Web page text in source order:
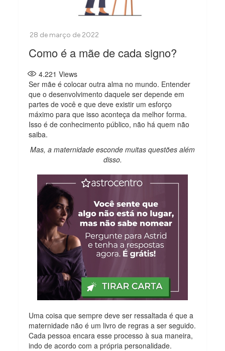
Como é a mãe de cada signo?
4.221 Views
Ser mãe é colocar outra alma no mundo. Entender
que o desenvolvimento daquele ser depende em
partes de você e que deve existir um esforço
máximo para que isso aconteça da melhor forma.
Isso é de conhecimento público, não há quem não
saiba.
Mas, a maternidade esconde muitas questões além
disso.
Uma coisa que sempre deve ser ressaltada é que a
maternidade não é um livro de regras a ser seguido.
Cada pessoa encara esse processo à sua maneira,
indo de acordo com a própria personalidade.